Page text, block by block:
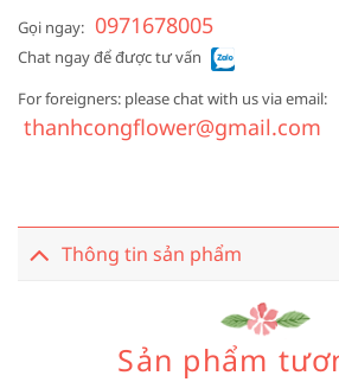
Gọi ngay: 0971678005
Chat ngay để được tư vấn
For foreigners: please chat with us via email:
thanhcongflower@gmail.com
Thông tin sản phẩm
Sản phẩm